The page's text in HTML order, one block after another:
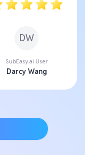
DW
SubEasy.ai User
Darcy Wang